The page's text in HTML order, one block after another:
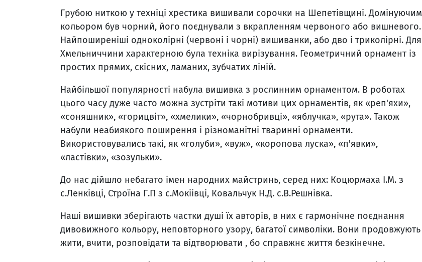
Грубою ниткою у техніці хрестика вишивали сорочки на Шепетівщині. Домінуючим
кольором був чорний, його поєднували з вкрапленням червоного або вишневого.
Найпоширеніші одноколірні (червоні і чорні) вишиванки, або дво і триколірні. Для
Хмельниччини характерною була техніка вирізування. Геометричний орнамент із
простих прямих, скісних, ламаних, зубчатих ліній.
Найбільшої популярності набула вишивка з рослинним орнаментом. В роботах
цього часу дуже часто можна зустріти такі мотиви цих орнаментів, як «реп'яхи»,
«соняшник», «горицвіт», «хмелики», «чорнобривці», «яблучка», «рута». Також
набули неабиякого поширення і різноманітні тваринні орнаменти.
Використовувались такі, як «голуби», «вуж», «коропова луска», «п'явки»,
«ластівки», «зозульки».
До нас дійшло небагато імен народних майстринь, серед них: Коцюрмаха І.М. з
с.Ленківці, Строїна Г.П з с.Мокіівці, Ковальчук Н.Д. с.В.Решнівка.
Наші вишивки зберігають частки душі їх авторів, в них є гармонічне поєднання
дивовижного кольору, неповторного узору, багатої символіки. Вони продовжують
жити, вчити, розповідати та відтворювати , бо справжнє життя безкінечне.